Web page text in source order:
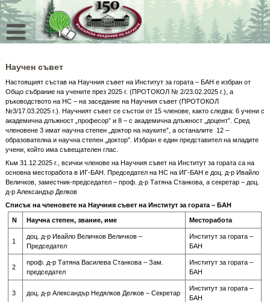
Skip
to
content
Научен съвет
Настоящият състав на Научния съвет на Институт за гората – БАН е избран от
Общо събрание на учените през 2025 г. (ПРОТОКОЛ № 2/23.02.2025 г.), а
ръководството на НС – на заседание на Научния съвет (ПРОТОКОЛ
№3/17.03.2025 г.). Научният съвет се състои от 15 членове, както следва: 6 учени с
академична длъжност „професор” и 8 – с академична длъжност „доцент”. Сред
членовене 3 имат научна степен „доктор на науките”, а останалите 12 –
образователна и научна степен „доктор”. Избран е един представител на младите
учени, който има съвещателен глас.
Към 31.12.2025 г., всички членове на Научния съвет на Институт за гората са на
основна месторабота в ИГ-БАН. Председател на НС на ИГ-БАН е доц. д-р Ивайло
Величков, заместник-председател – проф. д-р Татяна Станкова, а секретар – доц.
д-р Александър Делков
Списък на членовете на Научния съвет на Институт за гората – БАН
N Научна степен, звание, име Месторабота
1
доц. д-р Ивайло Величков Величков –
Председател
Институт за гората –
БАН
2
проф. д-р Татяна Василева Станкова – Зам.
председател
Институт за гората –
БАН
3 доц. д-р Александър Недялков Делков – Секретар
Институт за гората –
БАН